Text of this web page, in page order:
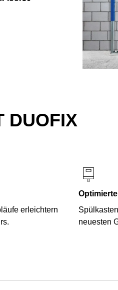
DUOFIX
erleichtern
neuesten